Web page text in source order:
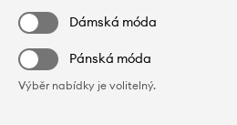
Dámská móda
Pánská móda
Výběr nabídky je volitelný.